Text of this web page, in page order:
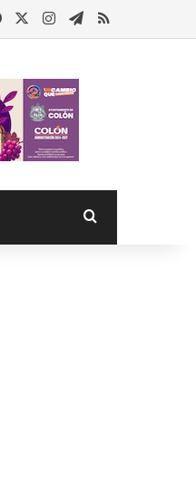
FacebookInstagram
Telegram
RSS